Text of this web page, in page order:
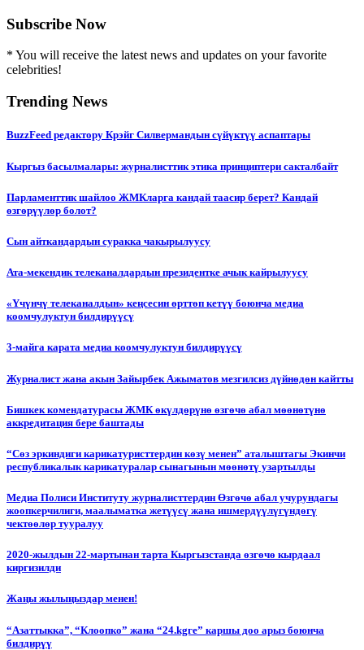
Subscribe Now
* You will receive the latest news and updates on your favorite
celebrities!
Trending News
BuzzFeed редактору Крэйг Силвермандын сүйүктүү аспаптары
Кыргыз басылмалары: журналисттик этика принциптери сакталбайт
Парламенттик шайлоо ЖМКларга кандай таасир берет? Кандай
өзгөрүүлөр болот?
Сын айткандардын суракка чакырылуусу
Ата-мекендик телеканалдардын президентке ачык кайрылуусу
«Үчүнчү телеканалдын» кеңсесин өрттөп кетүү боюнча медиа
коомчулуктун билдирүүсү
3-майга карата медиа коомчулуктун билдирүүсү
Журналист жана акын Зайырбек Ажыматов мезгилсиз дүйнөдөн кайтты
Бишкек комендатурасы ЖМК өкүлдөрүнө өзгөчө абал мөөнөтүнө
аккредитация бере баштады
“Сөз эркиндиги карикатуристтердин көзү менен” аталыштагы Экинчи
республикалык карикатуралар сынагынын мөөнөтү узартылды
Медиа Полиси Институту журналисттердин Өзгөчө абал учурундагы
жоопкерчилиги, маалыматка жетүүсү жана ишмердүүлүгүндөгү
чектөөлөр тууралуу
2020-жылдын 22-мартынан тарта Кыргызстанда өзгөчө кырдаал
киргизилди
Жаңы жылыңыздар менен!
“Азаттыкка”, “Клоопко” жана “24.kgге” каршы доо арыз боюнча
билдирүү